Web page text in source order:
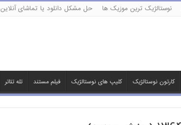
نوستالژیک ترین موزیک ها حل مشکل دانلود یا تماشای آنلاین
کارتون نوستالژیک کلیپ های نوستالژیک فیلم مستند تله تئاتر